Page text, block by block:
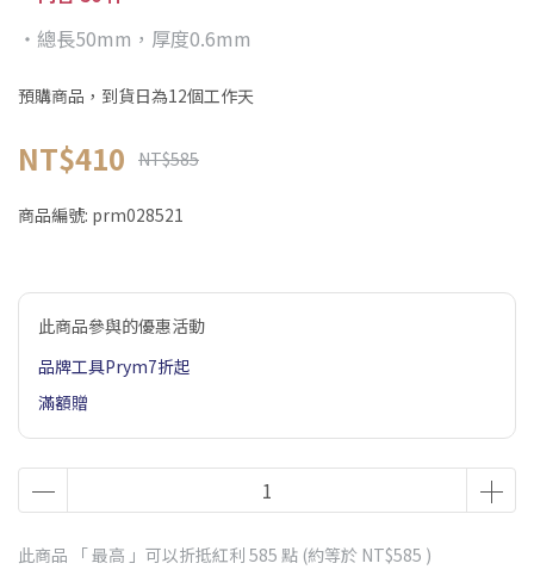
・總長50mm，厚度0.6mm
預購商品，到貨日為12個工作天
NT$410 NT$585
商品編號: prm028521
此商品參與的優惠活動
品牌工具Prym7折起
滿額贈
此商品 「 最高 」可以折抵紅利 585 點 (約等於 NT$585 )